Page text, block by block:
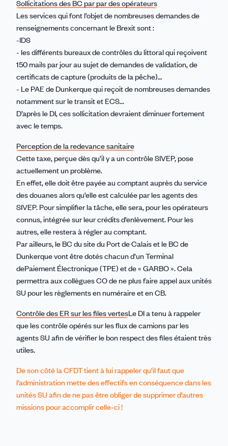
Sollicitations des BC par par des opérateurs
Les services qui font l’objet de nombreuses demandes de
renseignements concernant le Brexit sont :
-IDS
- les différents bureaux de contrôles du littoral qui reçoivent
150 mails par jour au sujet de demandes de validation, de
certificats de capture (produits de la pêche)…
- Le PAE de Dunkerque qui reçoit de nombreuses demandes
notamment sur le transit et ECS...
D’après le DI, ces sollicitation devraient diminuer fortement
avec le temps.
Perception de la redevance sanitaire
Cette taxe, perçue dès qu’il y a un contrôle SIVEP, pose
actuellement un problème.
En effet, elle doit être payée au comptant auprès du service
des douanes alors qu’elle est calculée par les agents des
SIVEP. Pour simplifier la tâche, elle sera, pour les opérateurs
connus, intégrée sur leur crédits d’enlèvement. Pour les
autres, elle restera à régler au comptant.
Par ailleurs, le BC du site du Port de Calais et le BC de
Dunkerque vont être dotés chacun d’un Terminal
dePaiement Électronique (TPE) et de « GARBO ». Cela
permettra aux collègues CO de ne plus faire appel aux unités
SU pour les règlements en numéraire et en CB.
Contrôle des ER sur les files vertesLe DI a tenu à rappeler
que les contrôle opérés sur les flux de camions par les
agents SU afin de vérifier le bon respect des files étaient très
utiles.
De son côté la CFDT tient à lui rappeler qu’il faut que
l’administration mette des effectifs en conséquence dans les
unités SU afin de ne pas être obliger de supprimer d’autres
missions pour accomplir celle-ci !